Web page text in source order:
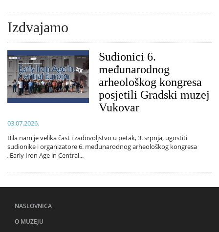
Izdvajamo
Sudionici 6.
međunarodnog
arheološkog kongresa
posjetili Gradski muzej
Vukovar
03.07.2026.
Bila nam je velika čast i zadovoljstvo u petak, 3. srpnja, ugostiti
sudionike i organizatore 6. međunarodnog arheološkog kongresa
„Early Iron Age in Central...
NASLOVNICA
O MUZEJU